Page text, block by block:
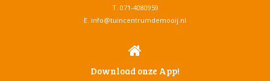
T. 071-4080959
E. info@tuincentrumdemooij.nl
Download onze App!